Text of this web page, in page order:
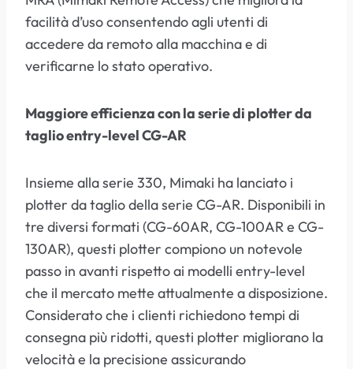
facilità d’uso consentendo agli utenti di
accedere da remoto alla macchina e di
verificarne lo stato operativo.
Maggiore efficienza con la serie di plotter da
taglio entry-level CG-AR
Insieme alla serie 330, Mimaki ha lanciato i
plotter da taglio della serie CG-AR. Disponibili in
tre diversi formati (CG-60AR, CG-100AR e CG-
130AR), questi plotter compiono un notevole
passo in avanti rispetto ai modelli entry-level
che il mercato mette attualmente a disposizione.
Considerato che i clienti richiedono tempi di
consegna più ridotti, questi plotter migliorano la
velocità e la precisione assicurando